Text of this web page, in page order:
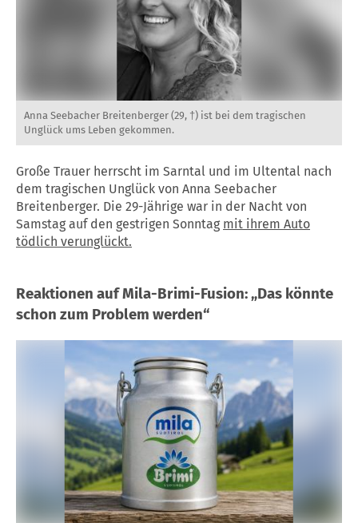
Anna Seebacher Breitenberger (29, †) ist bei dem tragischen
Unglück ums Leben gekommen.
Große Trauer herrscht im Sarntal und im Ultental nach
dem tragischen Unglück von Anna Seebacher
Breitenberger. Die 29-Jährige war in der Nacht von
Samstag auf den gestrigen Sonntag mit ihrem Auto
tödlich verunglückt.
Reaktionen auf Mila-Brimi-Fusion: „Das könnte
schon zum Problem werden“